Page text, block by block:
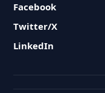
Facebook
Twitter/X
LinkedIn